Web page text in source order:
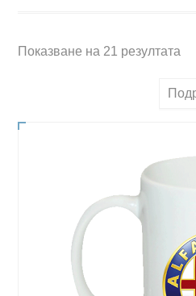
Показване на 21 резултата